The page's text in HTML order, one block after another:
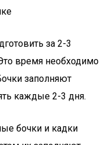
за 2-3
время необходимо
заполняют
каждые 2-3 дня.
бочки и кадки